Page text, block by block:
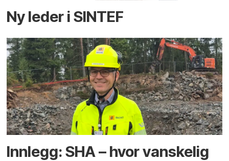
Ny leder i SINTEF
Innlegg: SHA – hvor vanskelig